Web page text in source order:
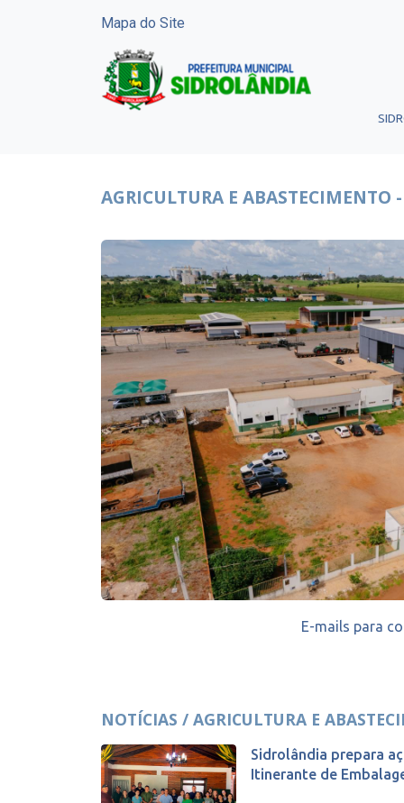
Mapa do Site
AGRICULTURA E ABASTECIMENTO
E-mails para
NOTÍCIAS / AGRICULTURA E
Sidrolândia prepara
Itinerante de